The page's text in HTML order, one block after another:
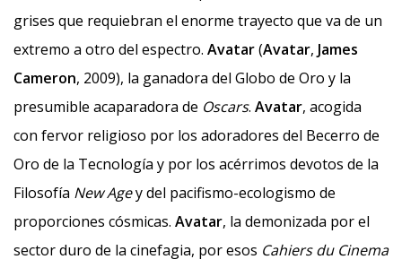
grises que requiebran el enorme trayecto que va de un
extremo a otro del espectro. Avatar(Avatar, James
Cameron, 2009), la ganadora del Globo de Oro y la
presumible acaparadora de Oscars. Avatar, acogida
con fervor religioso por los adoradores del Becerro de
Oro de la Tecnología y por los acérrimos devotos de la
Filosofía New Agey del pacifismo-ecologismo de
proporciones cósmicas. Avatar, la demonizada por el
sector duro de la cinefagia, por esos Cahiers du Cinema